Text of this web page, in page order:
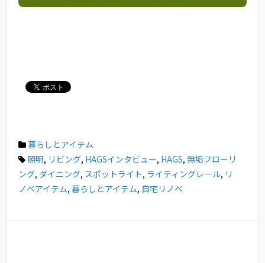
暮らしとアイテム
照明, リビング, HAGSインタビュー, HAGS, 無垢フローリ
ング, ダイニング, スポットライト, ライティングレール, リ
ノベアイテム, 暮らしとアイテム, 自宅リノベ